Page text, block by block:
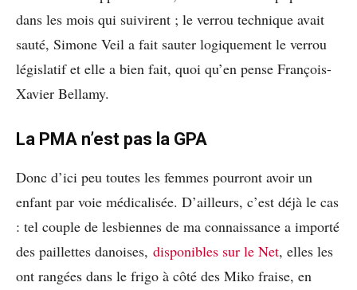
dans les mois qui suivirent ; le verrou technique avait
sauté, Simone Veil a fait sauter logiquement le verrou
législatif et elle a bien fait, quoi qu’en pense François-
Xavier Bellamy.
La PMA n’est pas la GPA
Donc d’ici peu toutes les femmes pourront avoir un
enfant par voie médicalisée. D’ailleurs, c’est déjà le cas
: tel couple de lesbiennes de ma connaissance a importé
des paillettes danoises, disponibles sur le Net, elles les
ont rangées dans le frigo à côté des Miko fraise, en